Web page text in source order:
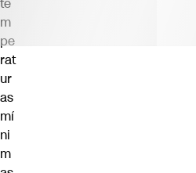
m
pe
rat
ur
as
mí
ni
m